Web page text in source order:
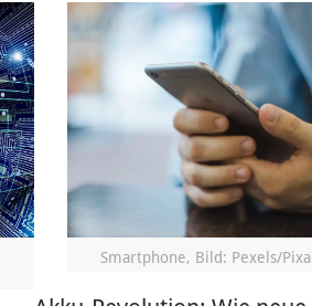
Smartphone, Bild: Pexels/